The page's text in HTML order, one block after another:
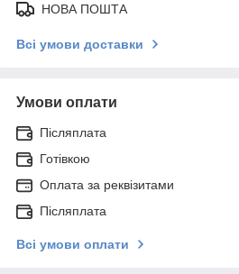
НОВА ПОШТА
Всі умови доставки
Умови оплати
Післяплата
Готівкою
Оплата за реквізитами
Післяплата
Всі умови оплати